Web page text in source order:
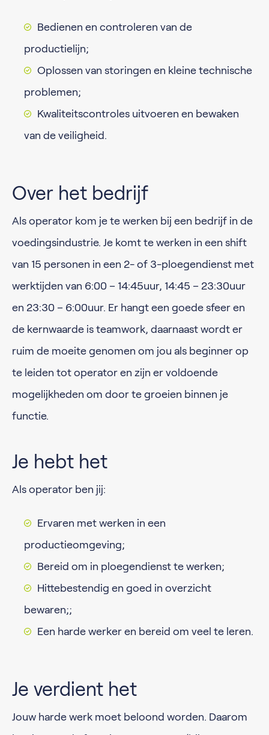
Bedienen en controleren van de
productielijn;
Oplossen van storingen en kleine technische
problemen;
Kwaliteitscontroles uitvoeren en bewaken
van de veiligheid.
Over het bedrijf
Als operator kom je te werken bij een bedrijf in de
voedingsindustrie. Je komt te werken in een shift
van 15 personen in een 2- of 3-ploegendienst met
werktijden van 6:00 – 14:45uur, 14:45 – 23:30uur
en 23:30 – 6:00uur. Er hangt een goede sfeer en
de kernwaarde is teamwork, daarnaast wordt er
ruim de moeite genomen om jou als beginner op
te leiden tot operator en zijn er voldoende
mogelijkheden om door te groeien binnen je
functie.
Je hebt het
Als operator ben jij:
Ervaren met werken in een
productieomgeving;
Bereid om in ploegendienst te werken;
Hittebestendig en goed in overzicht
bewaren;;
Een harde werker en bereid om veel te leren.
Je verdient het
Jouw harde werk moet beloond worden. Daarom